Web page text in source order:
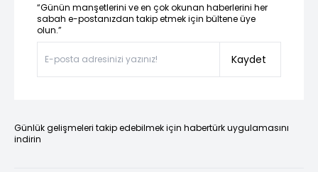
“Günün manşetlerini ve en çok okunan haberlerini her
sabah e-postanızdan takip etmek için bültene üye
olun.”
Kaydet
Günlük gelişmeleri takip edebilmek için habertürk uygulamasını
indirin